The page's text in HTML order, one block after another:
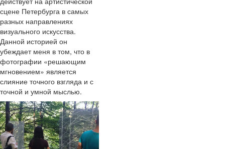
сцене Петербурга в самых
разных направлениях
визуального искусства.
Данной историей он
убеждает меня в том, что в
фотографии «решающим
мгновением» является
слияние точного взгляда и с
точной и умной мыслью.